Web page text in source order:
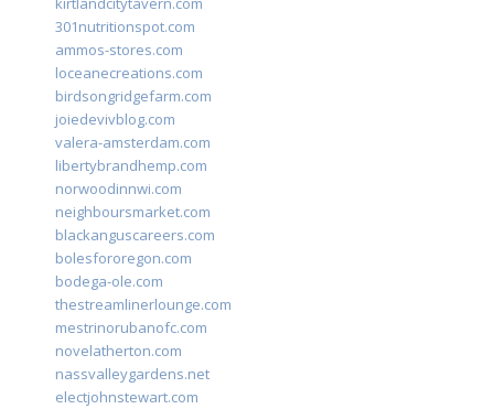
301nutritionspot.com
ammos-stores.com
loceanecreations.com
birdsongridgefarm.com
joiedevivblog.com
valera-amsterdam.com
libertybrandhemp.com
norwoodinnwi.com
neighboursmarket.com
blackanguscareers.com
bolesfororegon.com
bodega-ole.com
thestreamlinerlounge.com
mestrinorubanofc.com
novelatherton.com
nassvalleygardens.net
electjohnstewart.com